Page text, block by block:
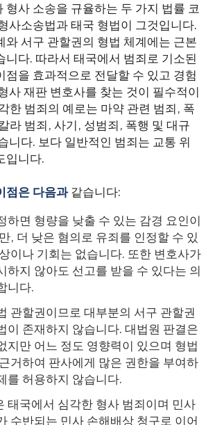
형사 소송을 규율하는 두 가지 법률 코
사소송법과 태국 형법이 그것입니다.
와 서구 관할권의 형법 체계에는 근본
니다. 따라서 태국에서 범죄로 기소된
점을 효과적으로 전달할 수 있고 경험
사 재판 변호사를 찾는 것이 필수적이
한 범죄의 예로는 마약 관련 범죄, 폭
라 범죄, 사기, 성범죄, 폭행 및 대규
니다. 보다 일반적인 범죄는 교통 위
입니다.
점은 다음과같습니다:
하면 형량을 낮출 수 있는 감경 요인이
, 더 낮은 혐의로 유죄를 인정할 수 있
이나 기회는 없습니다. 또한 변호사가
하지 않아도 선고를 받을 수 있다는 의
니다.
관할권이므로 대부분의 서구 관할권
이 존재하지 않습니다. 대법원 판결은
지만 어느 정도 영향력이 있으며 형법
거하여 판사에게 많은 권한을 부여하
를 허용하지 않습니다.
태국에서 심각한 형사 범죄이며 민사
수반되는 민사 손해배상 청구로 이어